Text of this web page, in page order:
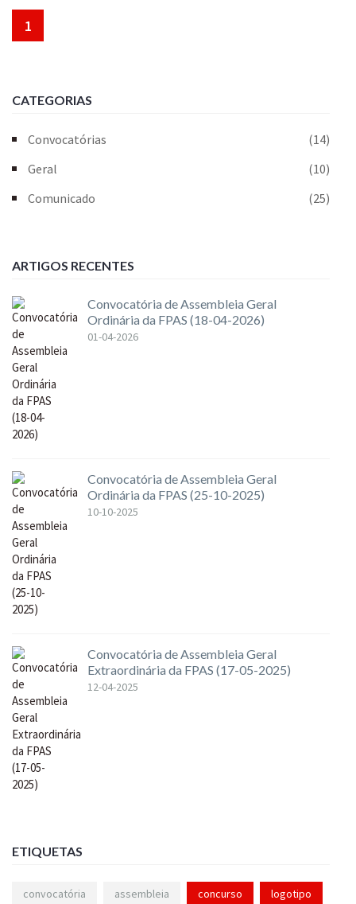
1
CATEGORIAS
Convocatórias
(14)
Geral
(10)
Comunicado
(25)
ARTIGOS RECENTES
Convocatória de Assembleia Geral
Ordinária da FPAS (18-04-2026)
01-04-2026
Convocatória de Assembleia Geral
Ordinária da FPAS (25-10-2025)
10-10-2025
Convocatória de Assembleia Geral
Extraordinária da FPAS (17-05-2025)
12-04-2025
ETIQUETAS
convocatória assembleia concurso logotipo